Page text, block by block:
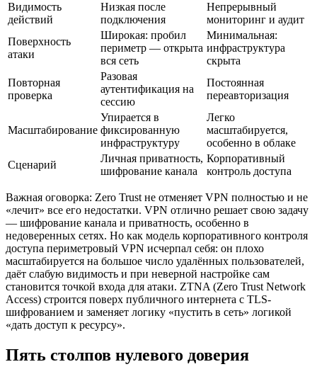
Видимость
действий
Низкая после
подключения
Непрерывный
мониторинг и аудит
Поверхность
атаки
Широкая: пробил
периметр — открыта
вся сеть
Минимальная:
инфраструктура
скрыта
Повторная
проверка
Разовая
аутентификация на
сессию
Постоянная
переавторизация
Масштабирование
Упирается в
фиксированную
инфраструктуру
Легко
масштабируется,
особенно в облаке
Сценарий
Личная приватность,
шифрование канала
Корпоративный
контроль доступа
Важная оговорка: Zero Trust не отменяет VPN полностью и не
«лечит» все его недостатки. VPN отлично решает свою задачу
— шифрование канала и приватность, особенно в
недоверенных сетях. Но как модель корпоративного контроля
доступа периметровый VPN исчерпал себя: он плохо
масштабируется на большое число удалённых пользователей,
даёт слабую видимость и при неверной настройке сам
становится точкой входа для атаки. ZTNA (Zero Trust Network
Access) строится поверх публичного интернета с TLS-
шифрованием и заменяет логику «пустить в сеть» логикой
«дать доступ к ресурсу».
Пять столпов нулевого доверия